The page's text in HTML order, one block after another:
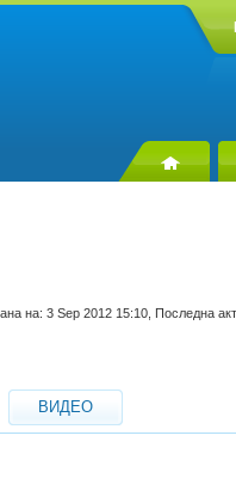
на: 3 Sep 2012 15:10, Последна
ВИДЕО